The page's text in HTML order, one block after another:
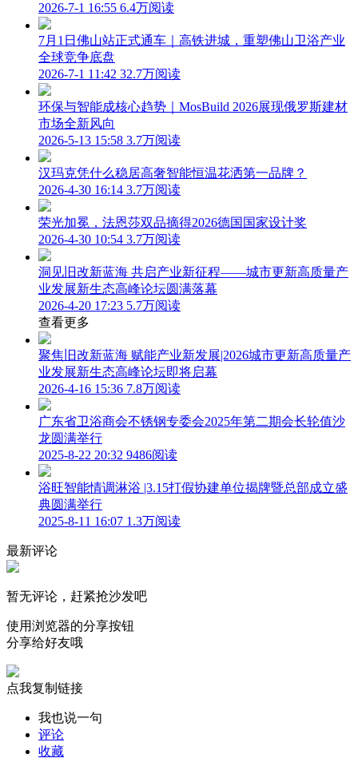
2026-7-1 16:55 6.4万阅读
7月1日佛山站正式通车｜高铁进城，重塑佛山卫浴产业
全球竞争底盘
2026-7-1 11:42 32.7万阅读
环保与智能成核心趋势｜MosBuild 2026展现俄罗斯建材
市场全新风向
2026-5-13 15:58 3.7万阅读
汉玛克凭什么稳居高奢智能恒温花洒第一品牌？
2026-4-30 16:14 3.7万阅读
荣光加冕，法恩莎双品摘得2026德国国家设计奖
2026-4-30 10:54 3.7万阅读
洞见旧改新蓝海 共启产业新征程——城市更新高质量产
业发展新生态高峰论坛圆满落幕
2026-4-20 17:23 5.7万阅读
查看更多
聚焦旧改新蓝海 赋能产业新发展|2026城市更新高质量产
业发展新生态高峰论坛即将启幕
2026-4-16 15:36 7.8万阅读
广东省卫浴商会不锈钢专委会2025年第二期会长轮值沙
龙圆满举行
2025-8-22 20:32 9486阅读
浴旺智能情调淋浴 |3.15打假协建单位揭牌暨总部成立盛
典圆满举行
2025-8-11 16:07 1.3万阅读
最新评论
暂无评论，赶紧抢沙发吧
使用浏览器的分享按钮
分享给好友哦
点我复制链接
我也说一句
评论
收藏